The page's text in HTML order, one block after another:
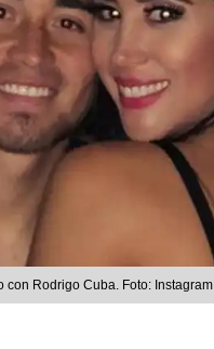
con Rodrigo Cuba. Foto: Instagram